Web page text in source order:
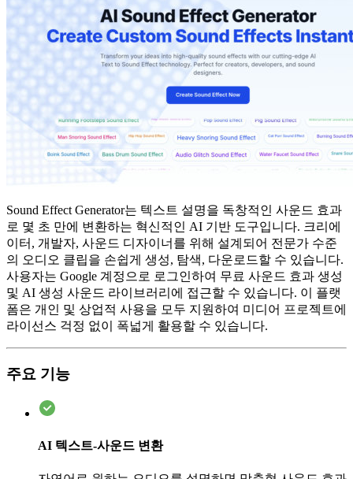
Sound Effect Generator는 텍스트 설명을 독창적인 사운드 효과
로 몇 초 만에 변환하는 혁신적인 AI 기반 도구입니다. 크리에
이터, 개발자, 사운드 디자이너를 위해 설계되어 전문가 수준
의 오디오 클립을 손쉽게 생성, 탐색, 다운로드할 수 있습니다.
사용자는 Google 계정으로 로그인하여 무료 사운드 효과 생성
및 AI 생성 사운드 라이브러리에 접근할 수 있습니다. 이 플랫
폼은 개인 및 상업적 사용을 모두 지원하여 미디어 프로젝트에
라이선스 걱정 없이 폭넓게 활용할 수 있습니다.
주요 기능
AI 텍스트-사운드 변환